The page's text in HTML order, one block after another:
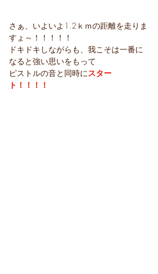
さぁ、いよいよ1.2ｋｍの距離を走りま
すょ～！！！！！
ドキドキしながらも、我こそは一番に
なると強い思いをもって
ピストルの音と同時にスター
ト！！！！